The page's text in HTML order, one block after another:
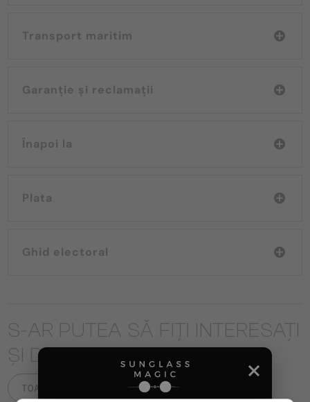
Transport maritim
Garanție și reclamații
Înapoi la
Plata
Ghid electoral
S-AR PUTEA SĂ FIȚI INTERESAȚI
ȘI DE
TOATE PRODUSELE